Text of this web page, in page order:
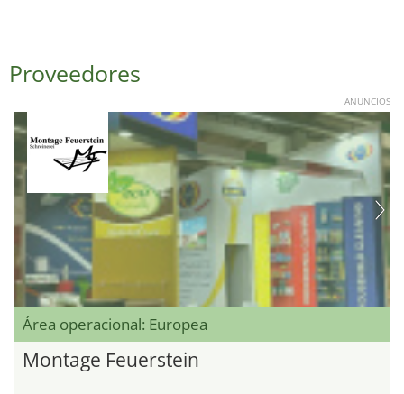
Proveedores
ANUNCIOS
Área operacional: Europea
Montage Feuerstein